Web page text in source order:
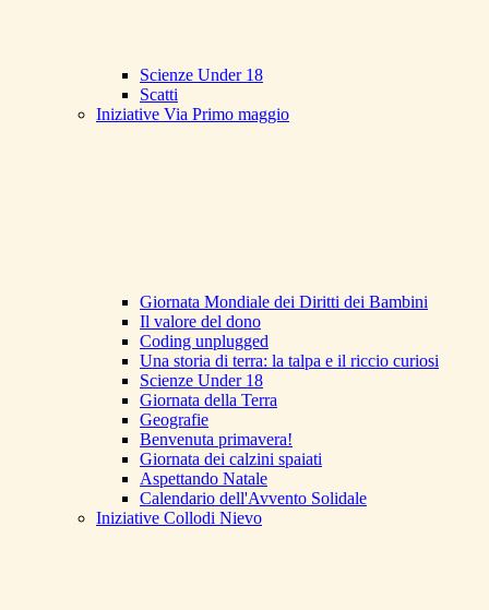
Scienze Under 18
Scatti
Iniziative Via Primo maggio
Giornata Mondiale dei Diritti dei Bambini
Il valore del dono
Coding unplugged
Una storia di terra: la talpa e il riccio curiosi
Scienze Under 18
Giornata della Terra
Geografie
Benvenuta primavera!
Giornata dei calzini spaiati
Aspettando Natale
Calendario dell'Avvento Solidale
Iniziative Collodi Nievo